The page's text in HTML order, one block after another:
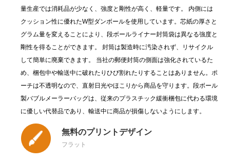
量生産では消耗品が少なく、強度と剛性が高く、軽量です。 内側には
クッション性に優れたW型ダンボールを使用しています。芯紙の厚さと
グラム量を変えることにより、段ボールライナー封筒袋は異なる強度と
剛性を得ることができます。 封筒は製造時に汚染されず、リサイクル
して簡単に廃棄できます。 当社の郵便封筒の側面は強化されているた
め、梱包中や輸送中に破れたりひび割れたりすることはありません。ポ
ーチは不透明なので、直射日光やほこりから商品を守ります。段ボール
製バブルメーラーバッグは、従来のプラスチック緩衝梱包に代わる環境
に優しい代替品であり、輸送中に商品が損傷しないようにします。
無料のプリントデザイン
フラット